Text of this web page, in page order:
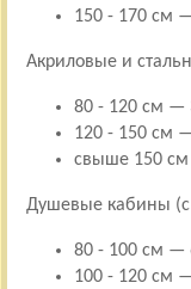
150 - 170 см
Акриловые и
80 - 120 см —
120 - 150 см
свыше 150
Душевые кабины (с
80 - 100 см —
100 - 120 см